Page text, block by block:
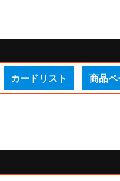
カードリスト 商品ペ